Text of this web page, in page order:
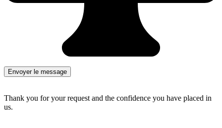
Thank you for your request and the confidence you have placed in
us.